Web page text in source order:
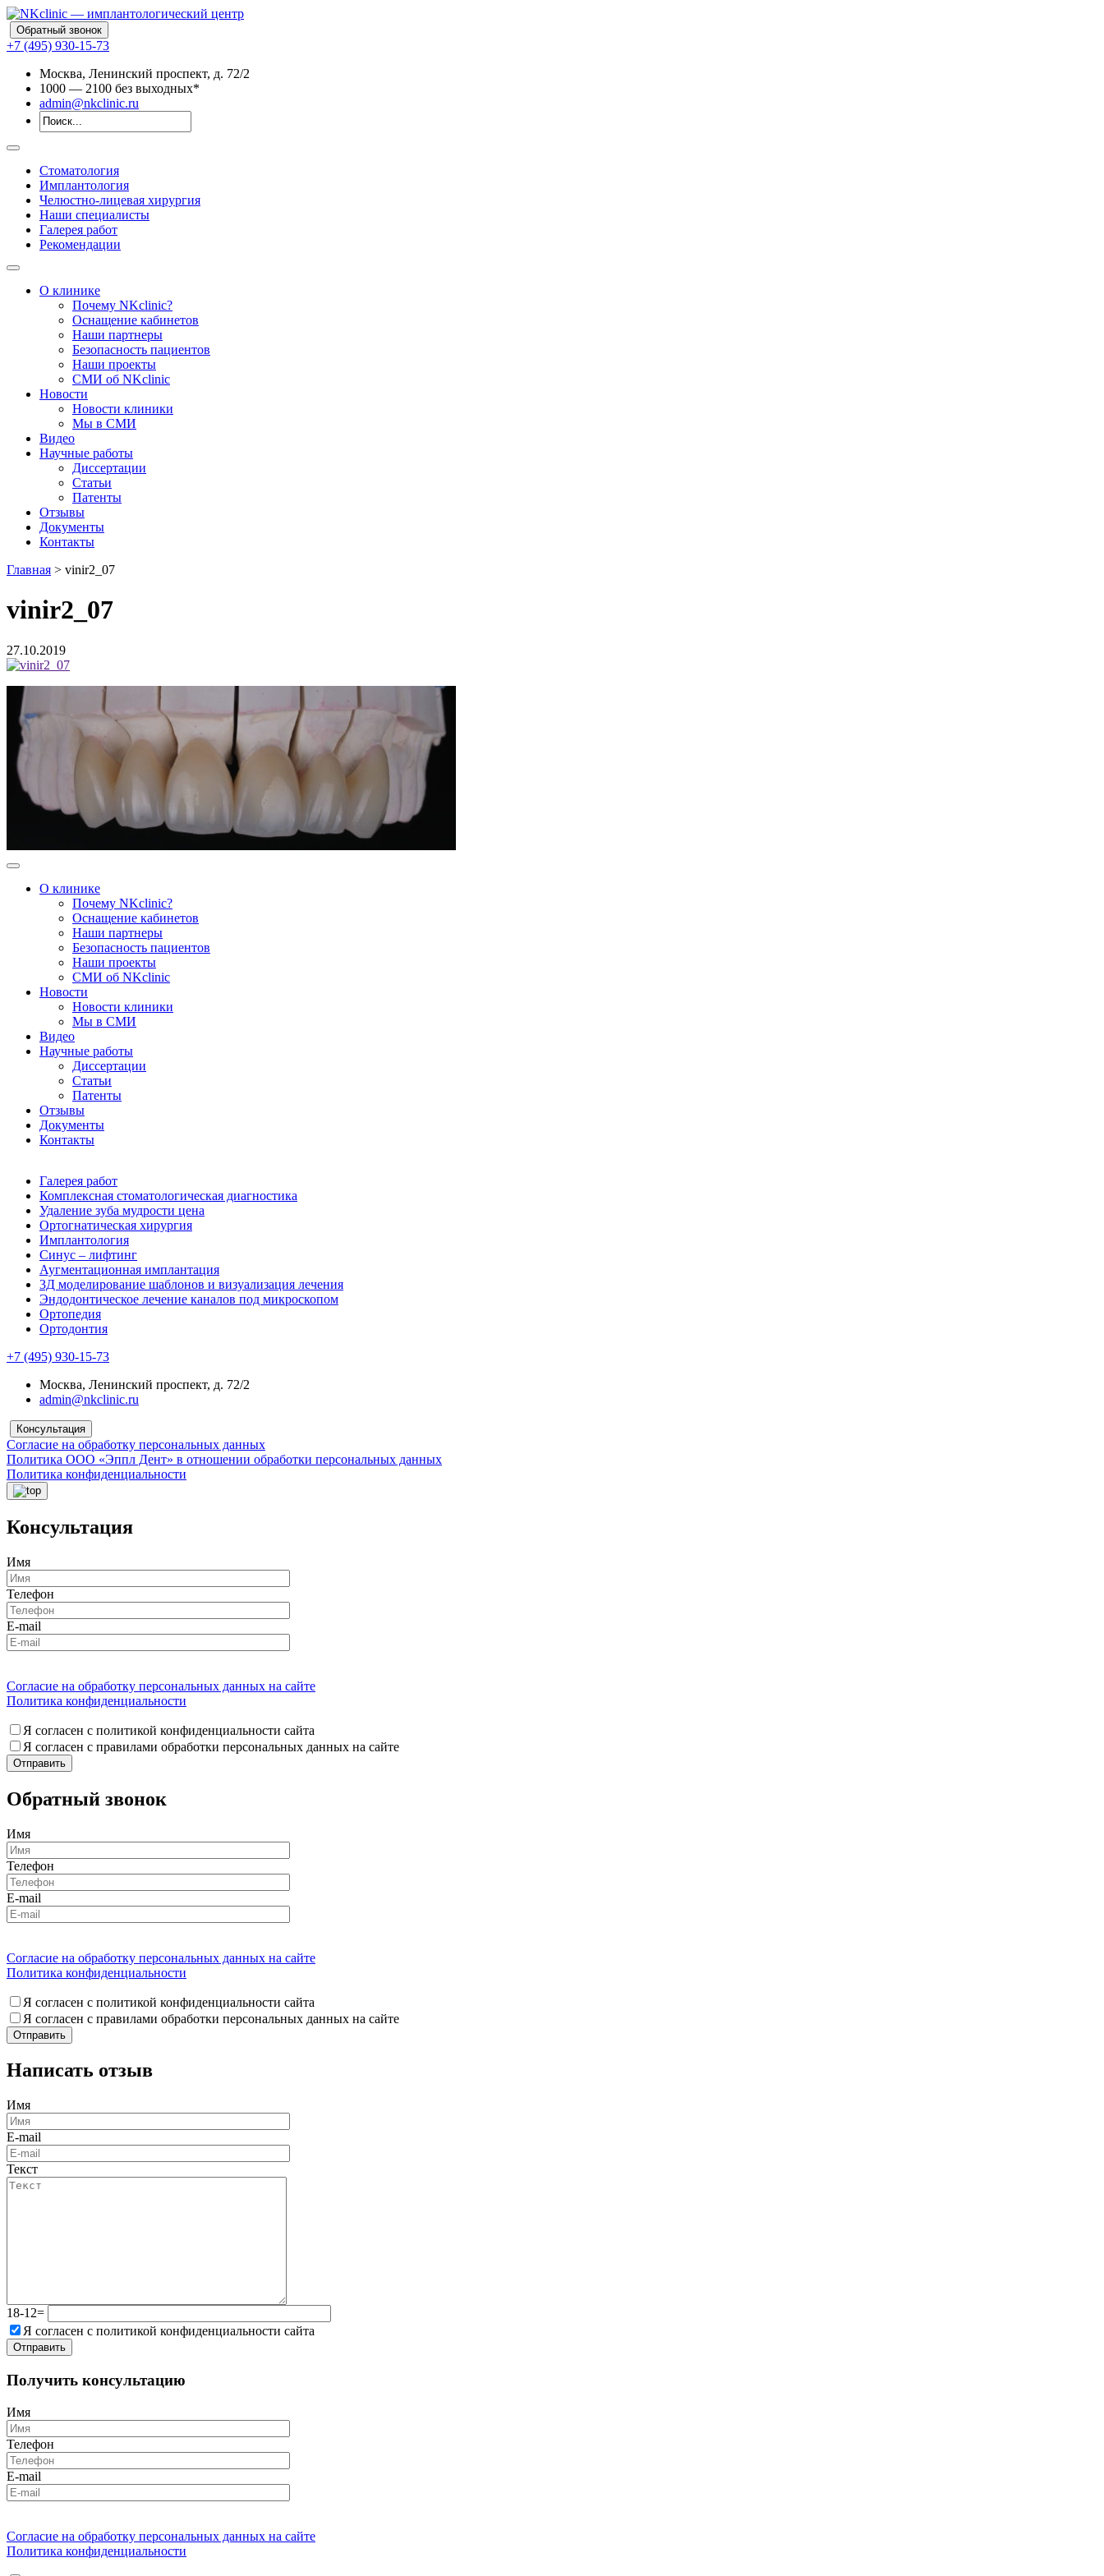
Обратный звонок
+7 (495) 930-15-73
Москва, Ленинский проспект, д. 72/2
1000 — 2100 без выходных*
admin@nkclinic.ru
Стоматология
Имплантология
Челюстно-лицевая хирургия
Наши специалисты
Галерея работ
Рекомендации
О клинике
Почему NKclinic?
Оснащение кабинетов
Наши партнеры
Безопасность пациентов
Наши проекты
СМИ об NKclinic
Новости
Новости клиники
Мы в СМИ
Видео
Научные работы
Диссертации
Статьи
Патенты
Отзывы
Документы
Контакты
Главная > vinir2_07
vinir2_07
27.10.2019
О клинике
Почему NKclinic?
Оснащение кабинетов
Наши партнеры
Безопасность пациентов
Наши проекты
СМИ об NKclinic
Новости
Новости клиники
Мы в СМИ
Видео
Научные работы
Диссертации
Статьи
Патенты
Отзывы
Документы
Контакты
Галерея работ
Комплексная стоматологическая диагностика
Удаление зуба мудрости цена
Ортогнатическая хирургия
Имплантология
Синус – лифтинг
Аугментационная имплантация
3Д моделирование шаблонов и визуализация лечения
Эндодонтическое лечение каналов под микроскопом
Ортопедия
Ортодонтия
+7 (495) 930-15-73
Москва, Ленинский проспект, д. 72/2
admin@nkclinic.ru
Консультация
Согласие на обработку персональных данных
Политика ООО «Эппл Дент» в отношении обработки персональных данных
Политика конфиденциальности
Консультация
Имя
Телефон
E-mail
Согласие на обработку персональных данных на сайте
Политика конфиденциальности
Я согласен с политикой конфиденциальности сайта
Я согласен с правилами обработки персональных данных на сайте
Обратный звонок
Имя
Телефон
E-mail
Согласие на обработку персональных данных на сайте
Политика конфиденциальности
Я согласен с политикой конфиденциальности сайта
Я согласен с правилами обработки персональных данных на сайте
Написать отзыв
Имя
E-mail
Текст
18-12=
Я согласен с политикой конфиденциальности сайта
Получить консультацию
Имя
Телефон
E-mail
Согласие на обработку персональных данных на сайте
Политика конфиденциальности